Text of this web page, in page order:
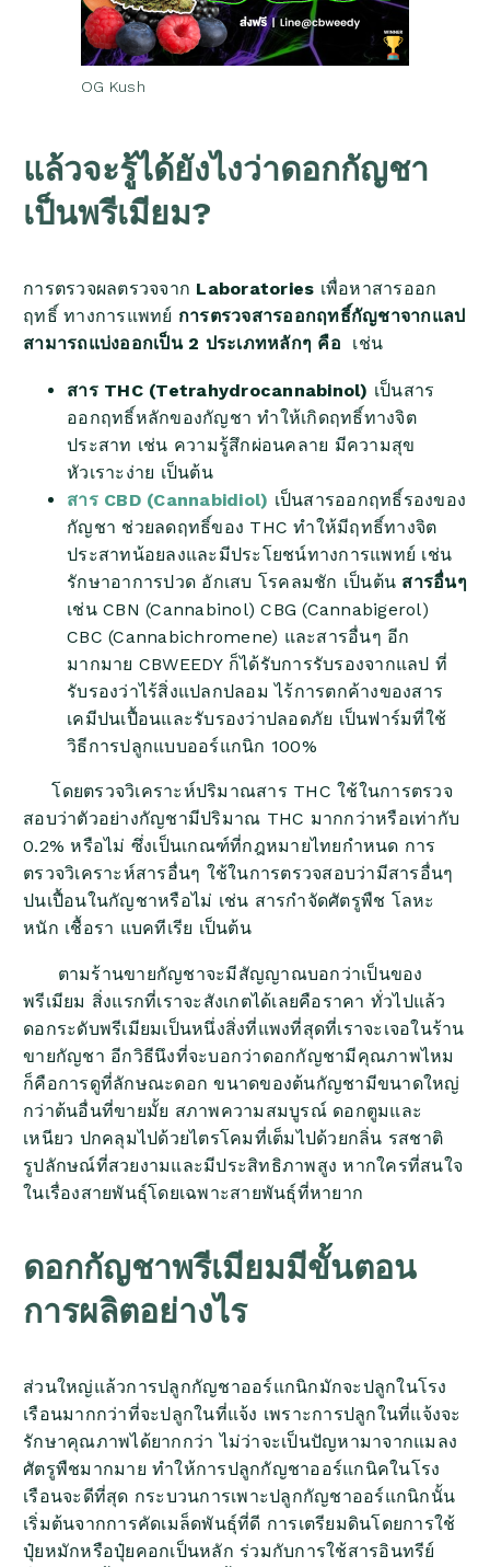
OG Kush
แล้วจะรู้ได้ยังไงว่าดอกกัญชา
เป็นพรีเมียม?
การตรวจผลตรวจจาก Laboratories เพื่อหาสารออก
ฤทธิ์ ทางการแพทย์ การตรวจสารออกฤทธิ์กัญชาจากแลป
สามารถแบ่งออกเป็น 2 ประเภทหลักๆ คือ
เช่น
สาร THC (Tetrahydrocannabinol) เป็นสาร
ออกฤทธิ์หลักของกัญชา ทำให้เกิดฤทธิ์ทางจิต
ประสาท เช่น ความรู้สึกผ่อนคลาย มีความสุข
หัวเราะง่าย เป็นต้น
สาร CBD (Cannabidiol) เป็นสารออกฤทธิ์รองของ
กัญชา ช่วยลดฤทธิ์ของ THC ทำให้มีฤทธิ์ทางจิต
ประสาทน้อยลงและมีประโยชน์ทางการแพทย์ เช่น
รักษาอาการปวด อักเสบ โรคลมชัก เป็นต้น สารอื่นๆ
เช่น CBN (Cannabinol) CBG (Cannabigerol)
CBC (Cannabichromene) และสารอื่นๆ อีก
มากมาย CBWEEDY ก็ได้รับการรับรองจากแลป ที่
รับรองว่าไร้สิ่งแปลกปลอม ไร้การตกค้างของสาร
เคมีปนเปื้อนและรับรองว่าปลอดภัย เป็นฟาร์มที่ใช้
วิธีการปลูกแบบออร์แกนิก 100%
โดยตรวจวิเคราะห์ปริมาณสาร THC ใช้ในการตรวจ
สอบว่าตัวอย่างกัญชามีปริมาณ THC มากกว่าหรือเท่ากับ
0.2% หรือไม่ ซึ่งเป็นเกณฑ์ที่กฎหมายไทยกำหนด การ
ตรวจวิเคราะห์สารอื่นๆ ใช้ในการตรวจสอบว่ามีสารอื่นๆ
ปนเปื้อนในกัญชาหรือไม่ เช่น สารกำจัดศัตรูพืช โลหะ
หนัก เชื้อรา แบคทีเรีย เป็นต้น
ตามร้านขายกัญชาจะมีสัญญาณบอกว่าเป็นของ
พรีเมียม สิ่งแรกที่เราจะสังเกตได้เลยคือราคา ทั่วไปแล้ว
ดอกระดับพรีเมียมเป็นหนึ่งสิ่งที่แพงที่สุดที่เราจะเจอในร้าน
ขายกัญชา อีกวิธีนึงที่จะบอกว่าดอกกัญชามีคุณภาพไหม
ก็คือการดูที่ลักษณะดอก ขนาดของต้นกัญชามีขนาดใหญ่
กว่าต้นอื่นที่ขายมั้ย สภาพความสมบูรณ์ ดอกตูมและ
เหนียว ปกคลุมไปด้วยไตรโคมที่เต็มไปด้วยกลิ่น รสชาติ
รูปลักษณ์ที่สวยงามและมีประสิทธิภาพสูง หากใครที่สนใจ
ในเรื่องสายพันธุ์โดยเฉพาะสายพันธุ์ที่หายาก
ดอกกัญชาพรีเมียมมีขั้นตอน
การผลิตอย่างไร
ส่วนใหญ่แล้วการปลูกกัญชาออร์แกนิกมักจะปลูกในโรง
เรือนมากกว่าที่จะปลูกในที่แจ้ง เพราะการปลูกในที่แจ้งจะ
รักษาคุณภาพได้ยากกว่า ไม่ว่าจะเป็นปัญหามาจากแมลง
ศัตรูพืชมากมาย ทำให้การปลูกกัญชาออร์แกนิคในโรง
เรือนจะดีที่สุด กระบวนการเพาะปลูกกัญชาออร์แกนิกนั้น
เริ่มต้นจากการคัดเมล็ดพันธุ์ที่ดี การเตรียมดินโดยการใช้
ปุ๋ยหมักหรือปุ๋ยคอกเป็นหลัก ร่วมกับการใช้สารอินทรีย์